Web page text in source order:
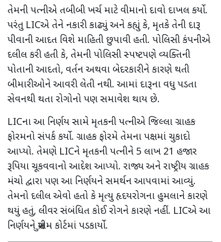
તેમની પત્નીએ તબીબી ખર્ચ માટે વીમાનો દાવો દાખલ કર્યો.
પરંતુ LICએ તેને નકારી કાઢ્યું અને કહ્યું કે, મૃતકે તેની દારૂ
પીવાની આદત વિશે માહિતી છુપાવી હતી. પોલિસી કંપનીએ
દલીલ કરી હતી કે, તેમની પોલિસી સ્પષ્ટપણે વ્યક્તિની
પોતાની આદતો, વર્તન અથવા બેદરકારીને કારણે થતી
બીમારીઓને આવરી લેતી નથી. આમાં દારૂના વધુ પડતા
સેવનથી થતા રોગોનો પણ સમાવેશ થાય છે.
LICના આ નિર્ણય સામે મૃતકની પત્નીએ જિલ્લા ગ્રાહક
ફોરમનો સંપર્ક કર્યો. ગ્રાહક ફોરમે તેમના પક્ષમાં ચુકાદો
આપ્યો. તેમણે LICને મૃતકની પત્નીને 5 લાખ 21 હજાર
રૂપિયા ચૂકવવાનો આદેશ આપ્યો. રાજ્ય અને રાષ્ટ્રીય ગ્રાહક
મંચો દ્વારા પણ આ નિર્ણયને સમર્થન આપવામાં આવ્યું.
તેમનો દલીલ એવો હતો કે મૃત્યુ હૃદયરોગના હુમલાને કારણે
થયું હતું, લીવર સંબંધિત કોઈ રોગને કારણે નહીં. LICએ આ
નિર્ણયને સુપ્રીમ કોર્ટમાં પડકાર્યો.